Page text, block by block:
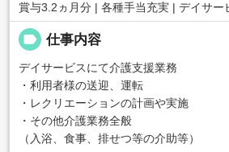
賞与3.2ヵ月分 | 各種手当充実 | デイサー
label 仕事内容
デイサービスにて介護支援業務
・利用者様の送迎、運転
・レクリエーションの計画や実施
・その他介護業務全般
（入浴、食事、排せつ等の介助等）